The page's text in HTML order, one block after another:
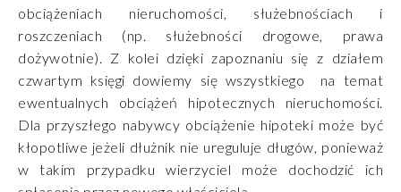
obciążeniach nieruchomości, służebnościach i
roszczeniach (np. służebności drogowe, prawa
dożywotnie). Z kolei dzięki zapoznaniu się z działem
czwartym księgi dowiemy się wszystkiego na temat
ewentualnych obciążeń hipotecznych nieruchomości.
Dla przyszłego nabywcy obciążenie hipoteki może być
kłopotliwe jeżeli dłużnik nie ureguluje długów, ponieważ
w takim przypadku wierzyciel może dochodzić ich